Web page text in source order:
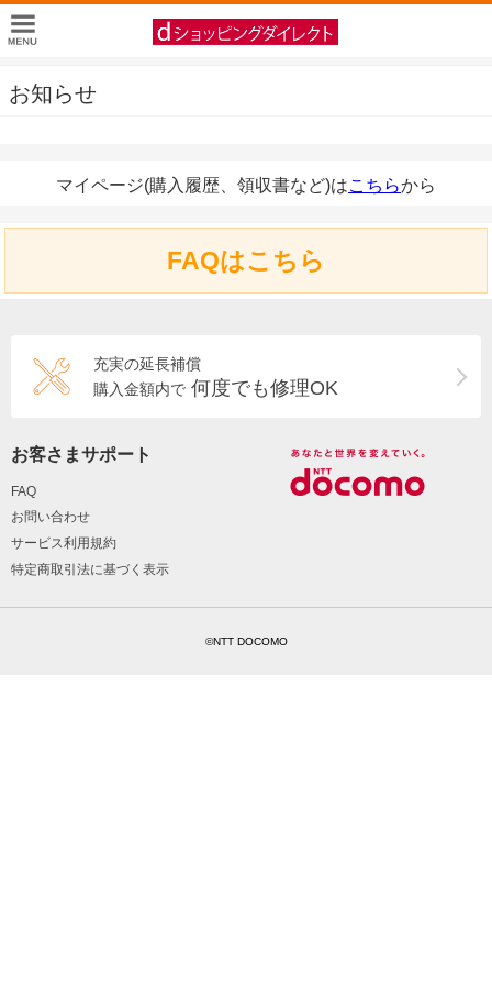
お知らせ
マイページ(購入履歴、領収書など)はこちらから
FAQはこちら
充実の延長補償
購入金額内で 何度でも修理OK
お客さまサポート
FAQ
お問い合わせ
サービス利用規約
特定商取引法に基づく表示
©NTT DOCOMO